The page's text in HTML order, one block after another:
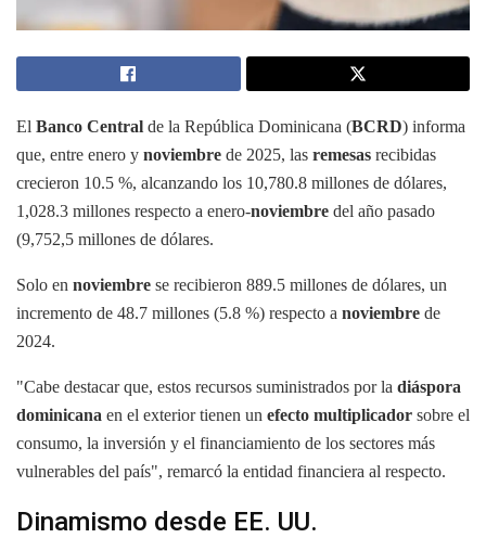
El Banco Central de la República Dominicana (BCRD) informa
que, entre enero y noviembre de 2025, las remesas recibidas
crecieron 10.5 %, alcanzando los 10,780.8 millones de dólares,
1,028.3 millones respecto a enero-noviembre del año pasado
(9,752,5 millones de dólares.
Solo en noviembre se recibieron 889.5 millones de dólares, un
incremento de 48.7 millones (5.8 %) respecto a noviembre de
2024.
"Cabe destacar que, estos recursos suministrados por la diáspora
dominicana en el exterior tienen un efecto multiplicador sobre el
consumo, la inversión y el financiamiento de los sectores más
vulnerables del país", remarcó la entidad financiera al respecto.
Dinamismo desde EE. UU.